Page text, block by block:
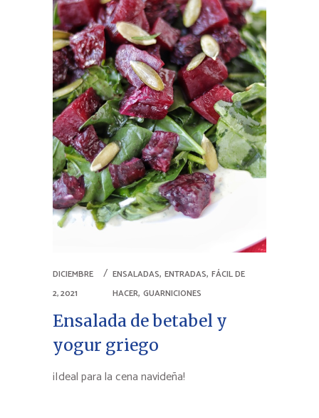
DICIEMBRE
2, 2021
ENSALADAS,ENTRADAS,FÁCIL DE
HACER,GUARNICIONES
Ensalada de betabel y
yogur griego
¡Ideal para la cena navideña!